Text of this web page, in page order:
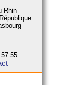
Rhin
55